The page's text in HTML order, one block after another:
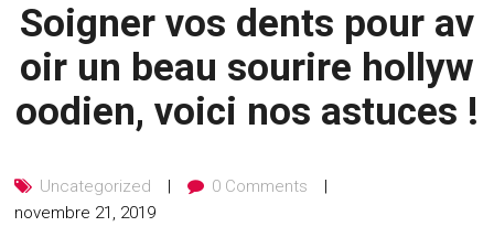
Soigner vos dents pour av
oir un beau sourire hollyw
oodien, voici nos astuces !
Uncategorized
0 Comments
novembre 21, 2019